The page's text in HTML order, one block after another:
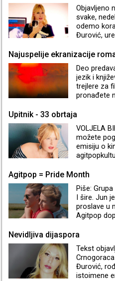
Objavljeno
svake,
odemo
Đurović,
začeća
Najuspelije ekranizacije
Deo
jezik i
trejlere za
pronađete
pripreme
Upitnik - 33 obrtaja
VOLJELA
možete
emisiju o
filmske i
Agitpop = Pride Month
Piše:
I šire. Jun
proslave u
Agitpop
Nevidljiva dijaspora
Tekst
Đurović,
istoimene